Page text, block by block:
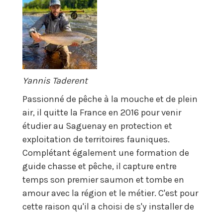
Yannis Taderent
Passionné de pêche à la mouche et de plein
air, il quitte la France en 2016 pour venir
étudier au Saguenay en protection et
exploitation de territoires fauniques.
Complétant également une formation de
guide chasse et pêche, il capture entre
temps son premier saumon et tombe en
amour avec la région et le métier. C'est pour
cette raison qu'il a choisi de s'y installer de